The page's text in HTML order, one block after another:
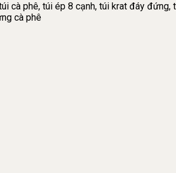
cà phê, túi ép 8 cạnh, túi krat đáy
cà phê